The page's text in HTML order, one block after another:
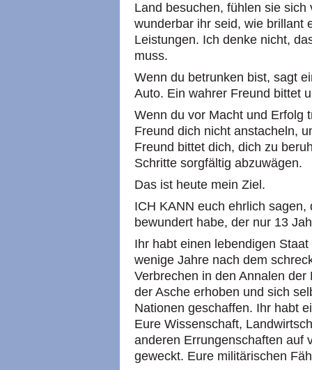
Land besuchen, fühlen sie
wunderbar ihr seid, wie brillant
Leistungen. Ich denke nicht,
muss.
Wenn du betrunken bist, sagt
Auto. Ein wahrer Freund bittet
Wenn du vor Macht und Erfolg
Freund dich nicht anstacheln,
Freund bittet dich, dich zu
Schritte sorgfältig abzuwägen.
Das ist heute mein Ziel.
ICH KANN euch ehrlich
bewundert habe, der nur 13
Ihr habt einen lebendigen
wenige Jahre nach dem
Verbrechen in den Annalen
der Asche erhoben und sich
Nationen geschaffen. Ihr habt
Eure Wissenschaft,
anderen Errungenschaften auf
geweckt. Eure militärischen